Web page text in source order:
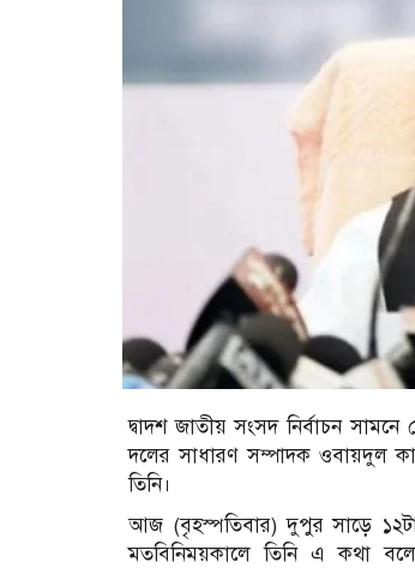
দ্বাদশ জাতীয় সংসদ নির্বাচন
দলের সাধারণ সম্পাদক ওবায়দুল
তিনি।
আজ (বৃহস্পতিবার) দুপুর সাড়ে ১২টায়
মতবিনিময়কালে তিনি এ কথা